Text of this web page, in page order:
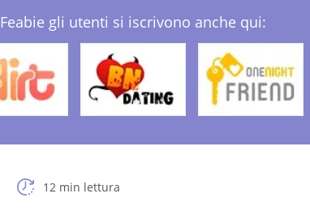
Feabie gli utenti si iscrivono anche qui:
12 min lettura